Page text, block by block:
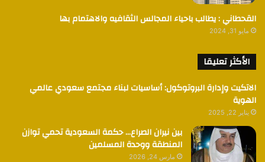
القحطاني : يطالب باحياء المجالس الثقافيه والاهتمام بها
مايو 31, 2024
الأكثر تعليقا
الاتكيت وإدارة البروتوكول: أساسيات لبناء مجتمع سعودي عالمي
الهوية
يناير 22, 2025
بين نيران الصراع… حكمة السعودية تحمي توازن
المنطقة ووحدة المسلمين
مارس 24, 2026